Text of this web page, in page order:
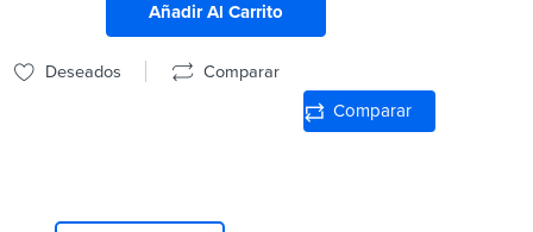
Añadir Al Carrito
Deseados Comparar
Comparar